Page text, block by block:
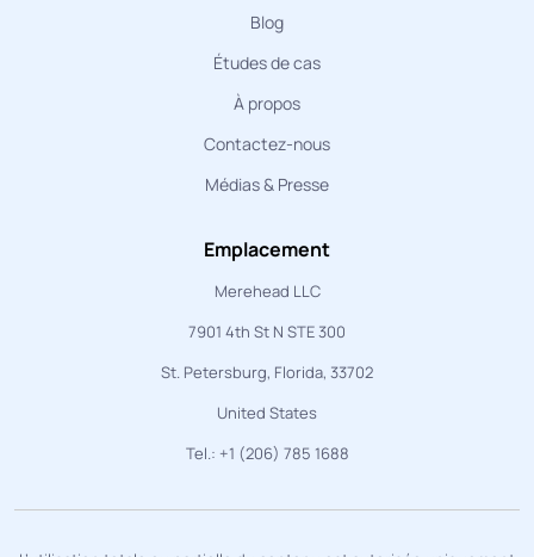
Blog
Études de cas
À propos
Contactez-nous
Médias & Presse
Emplacement
Merehead LLC
7901 4th St N STE 300
St. Petersburg, Florida, 33702
United States
Tel.: +1 (206) 785 1688